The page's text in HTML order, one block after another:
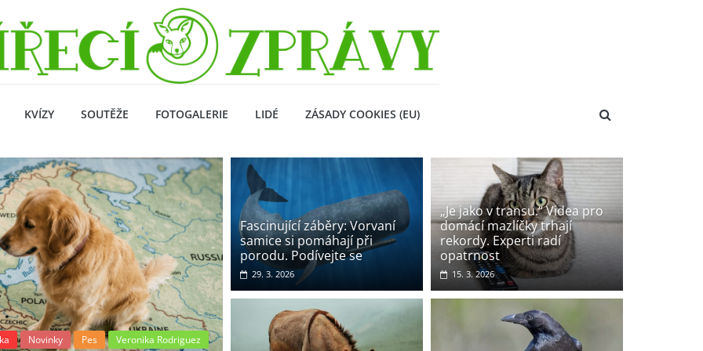
KVÍZY SOUTĚŽE FOTOGALERIE LIDÉ ZÁSADY COOKIES (EU)
Články Doporučujeme Hospodářská zvířata Novinky Veronika Rodriguez
Fascinující záběry: Vorvaní
samice si pomáhají při
porodu. Podívejte se
29. 3. 2026
„Je jako v transu.“ Videa pro
domácí mazlíčky trhají
rekordy. Experti radí
opatrnost
15. 3. 2026